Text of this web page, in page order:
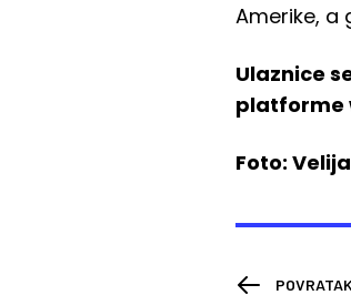
Amerike, a
Ulaznice
platforme
Foto: